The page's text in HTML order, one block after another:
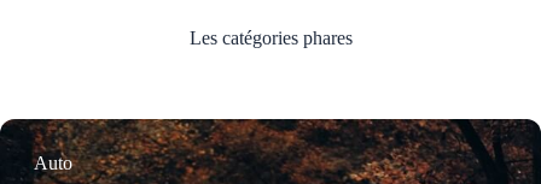
Les catégories phares
Auto